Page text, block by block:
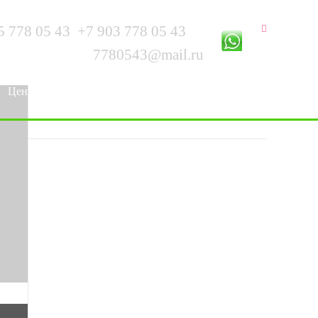
778 05 43 +7 903 778 05 43
7780543@mail.ru
Цены
Фотогалерея